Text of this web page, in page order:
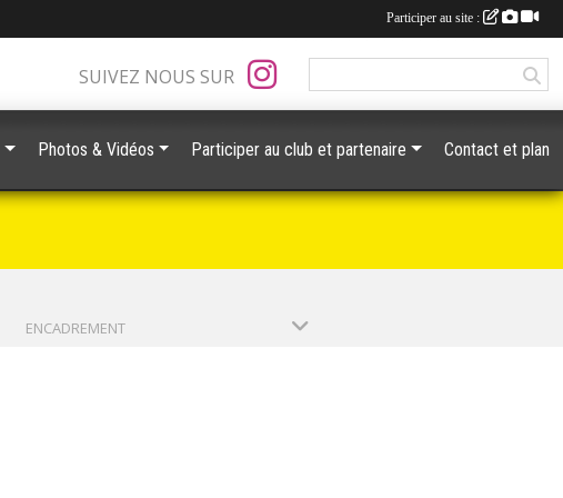
ENCADREMENT
SUIVEZ NOUS SUR
Photos & Vidéos Participer au club et partenaire Contact et plan
Participer au site :